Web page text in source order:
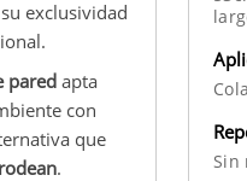
exclusividad
pared apta
con
que
. Sin